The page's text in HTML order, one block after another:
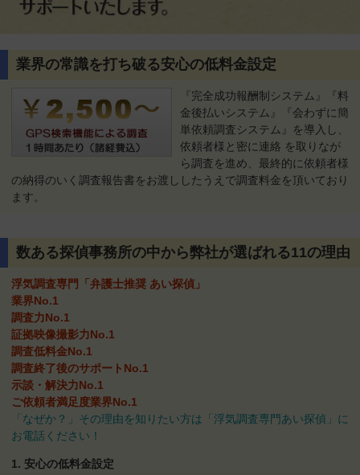
業界の常識を打ち破る安心の低料金設定
『完全成功報酬制システム』『料
金後払いシステム』『会わずに簡
単依頼調査システム』を導入し、
依頼者様と密に連絡 を取りなが
ら調査を進め、最終的に依頼者様
の納得のいく調査報告書をお渡ししたうえで調査料金を頂いており
ます。
数ある探偵事務所の中から弊社が選ばれる11の理由
浮気調査専門「弁護士推奨 あい探偵」
業界No.1
調査力No.1
証拠映像撮影力No.1
調査低料金No.1
調査終了後のサポートNo.1
示談・解決力No.1
ご依頼者満足度業界No.1
「なぜか？」その理由を知りたい方は「浮気調査専門あい探偵」に
お電話ください！
1. 安心の低料金設定